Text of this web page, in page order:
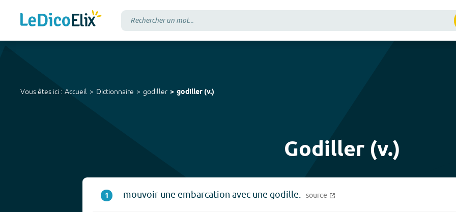
Vous êtes ici : Accueil Dictionnaire godiller godiller (v.)
Godiller (v.)
1 mouvoir une embarcation avec une godille. source